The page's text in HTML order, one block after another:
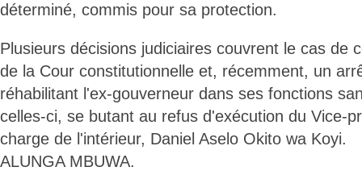
déterminé, commis pour sa protection.
Plusieurs décisions judiciaires couvrent le cas de
de la Cour constitutionnelle et, récemment, un
réhabilitant l'ex-gouverneur dans ses fonctions
celles-ci, se butant au refus d'exécution du Vice-
charge de l'intérieur, Daniel Aselo Okito wa Koyi.
ALUNGA MBUWA.